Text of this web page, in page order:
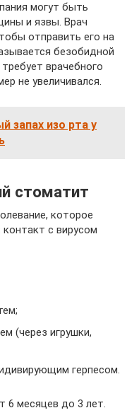
могут быть
и язвы. Врач
отправить его на
безобидной
врачебного
не увеличивался.
запах изо рта у
стоматит
которое
с вирусом
(через игрушки,
герпесом.
6 месяцев до 3 лет.